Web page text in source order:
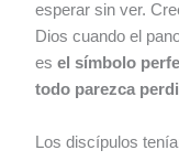
esperar sin ver.
Dios cuando el
esel símbolo
todo parezca
Los discípulos